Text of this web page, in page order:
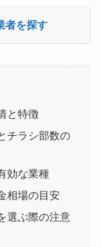
者を探す
と特徴
チラシ部数の
効な業種
相場の目安
選ぶ際の注意